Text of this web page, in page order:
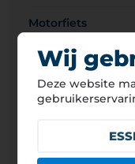
Motorfiets
Bestelwagen/
400 HUF
Wij
Deze website